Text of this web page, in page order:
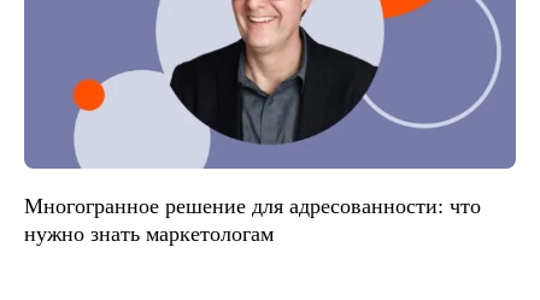
Многогранное решение для адресованности: что
нужно знать маркетологам